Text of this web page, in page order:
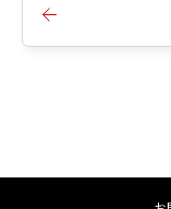
1.サポートOS
した。